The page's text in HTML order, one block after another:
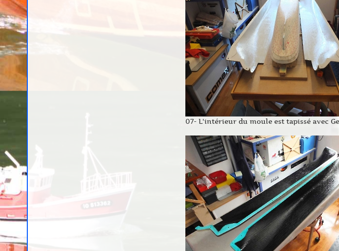
07- L'intérieur du moule est tapissé avec